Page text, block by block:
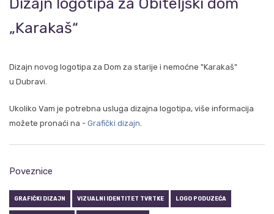
„Karakaš“
Dizajn novog logotipa za Dom za starije i nemoćne "Karakaš"
u Dubravi.
Ukoliko Vam je potrebna usluga dizajna logotipa, više informacija
možete pronaći na - Grafički dizajn
Poveznice
GRAFIČKI DIZAJN VIZUALNI IDENTITET TVRTKE LOGO PODUZEĆA